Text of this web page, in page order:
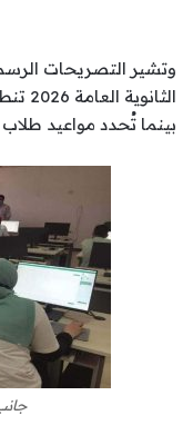
وتشير التصريحات
بينما تُحدد مواعيد